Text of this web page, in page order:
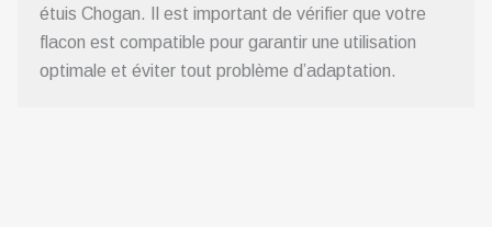
étuis Chogan. Il est important de vérifier que votre
flacon est compatible pour garantir une utilisation
optimale et éviter tout problème d’adaptation.